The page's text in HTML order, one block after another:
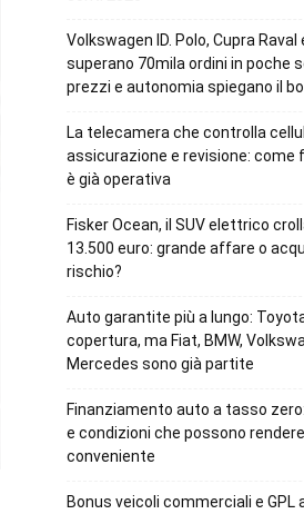
Volkswagen ID. Polo, Cupra Raval
superano 70mila ordini in poche
prezzi e autonomia spiegano il
La telecamera che controlla
assicurazione e revisione: come
è già operativa
Fisker Ocean, il SUV elettrico
13.500 euro: grande affare o
rischio?
Auto garantite più a lungo:
copertura, ma Fiat, BMW,
Mercedes sono già partite
Finanziamento auto a tasso
e condizioni che possono
conveniente
Bonus veicoli commerciali e GPL